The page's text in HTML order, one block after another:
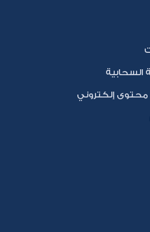
إلكتروني